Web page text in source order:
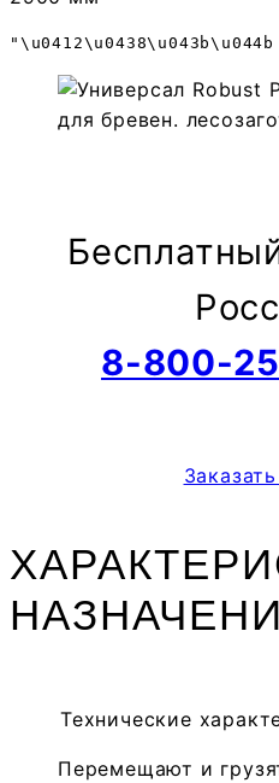
8-800-
Технические
Перемещают и